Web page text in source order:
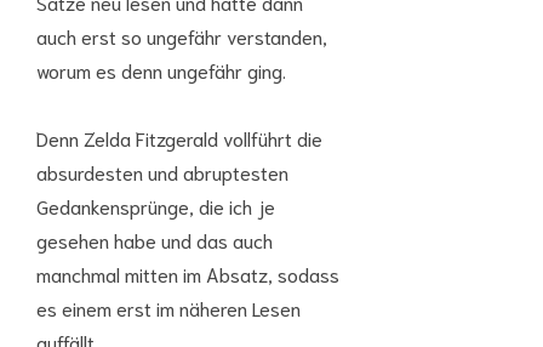
auch erst so ungefähr verstanden,
worum es denn ungefähr ging.
Denn Zelda Fitzgerald vollführt die
absurdesten und abruptesten
Gedankensprünge, die ich je
gesehen habe und das auch
manchmal mitten im Absatz, sodass
es einem erst im näheren Lesen
auffällt.